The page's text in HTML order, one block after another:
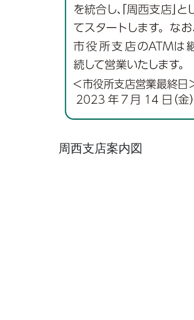
周西支店案内図